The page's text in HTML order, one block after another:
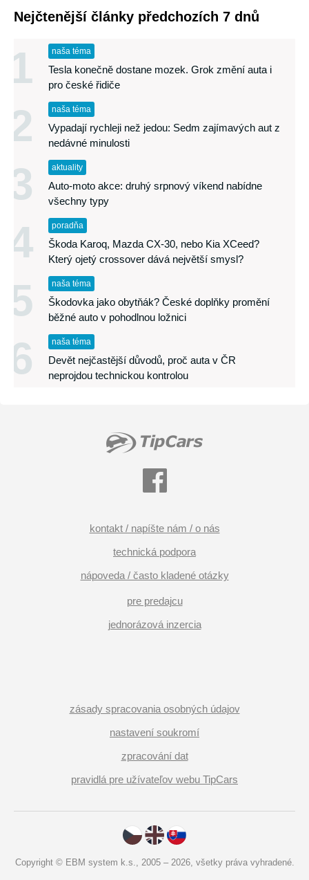
Nejčtenější články předchozích 7 dnů
1 naša téma
Tesla konečně dostane mozek. Grok změní auta i
pro české řidiče
2 naša téma
Vypadají rychleji než jedou: Sedm zajímavých aut z
nedávné minulosti
3 aktuality
Auto-moto akce: druhý srpnový víkend nabídne
všechny typy
4 poradňa
Škoda Karoq, Mazda CX-30, nebo Kia XCeed?
Který ojetý crossover dává největší smysl?
5 naša téma
Škodovka jako obytňák? České doplňky promění
běžné auto v pohodlnou ložnici
6 naša téma
Devět nejčastější důvodů, proč auta v ČR
neprojdou technickou kontrolou
kontakt / napíšte nám / o nás
technická podpora
nápoveda / často kladené otázky
pre predajcu
jednorázová inzercia
zásady spracovania osobných údajov
nastavení soukromí
zpracování dat
pravidlá pre užívateľov webu TipCars
Copyright © EBM system k.s., 2005 – 2026, všetky práva vyhradené.